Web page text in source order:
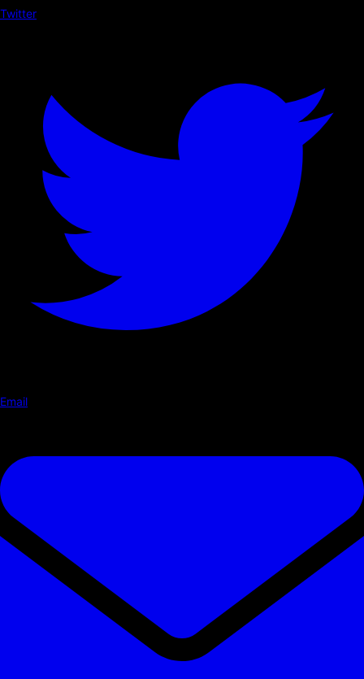
Twitter
Email